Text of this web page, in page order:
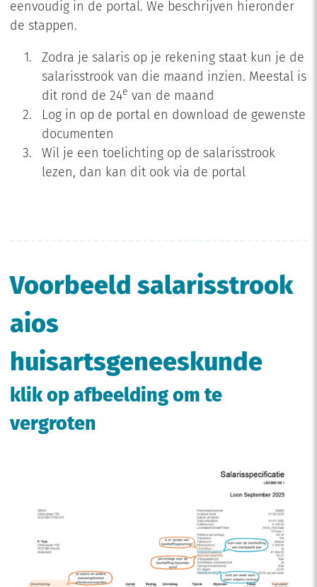
eenvoudig in de portal. We beschrijven hieronder
de stappen.
Zodra je salaris op je rekening staat kun je de
salarisstrook van die maand inzien. Meestal is
dit rond de 24e van de maand
Log in op de portal en download de gewenste
documenten
Wil je een toelichting op de salarisstrook
lezen, dan kan dit ook via de portal
Voorbeeld salarisstrook
aios
huisartsgeneeskunde
klik op afbeelding om te
vergroten